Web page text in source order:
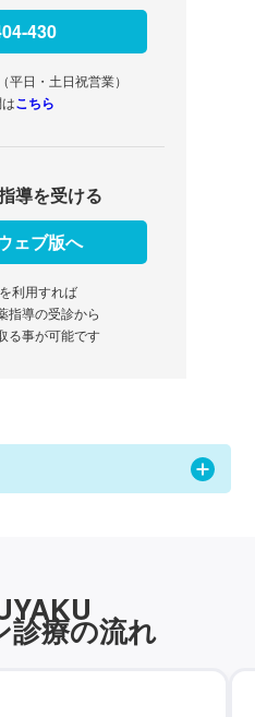
430
日・土日祝営業）
こちら
導を受ける
ェブ版へ
を利用すれば
指導の受診から
る事が可能です
診療の流れ